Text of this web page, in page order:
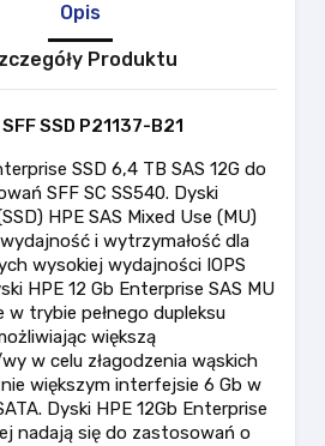
Opis
Produktu
SSD P21137-B21
SSD 6,4 TB SAS 12G do
SFF SC SS540. Dyski
HPE SAS Mixed Use (MU)
i wytrzymałość dla
wysokiej wydajności IOPS
HPE 12 Gb Enterprise SAS MU
w trybie pełnego dupleksu
większą
w celu złagodzenia wąskich
większym interfejsie 6 Gb w
Dyski HPE 12Gb Enterprise
nadają się do zastosowań o